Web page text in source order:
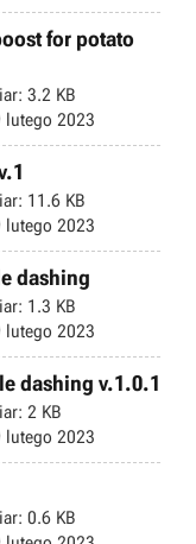
for potato
3.2 KB
lutego 2023
11.6 KB
lutego 2023
dashing
1.3 KB
lutego 2023
dashing v.1.0.1
2 KB
lutego 2023
0.6 KB